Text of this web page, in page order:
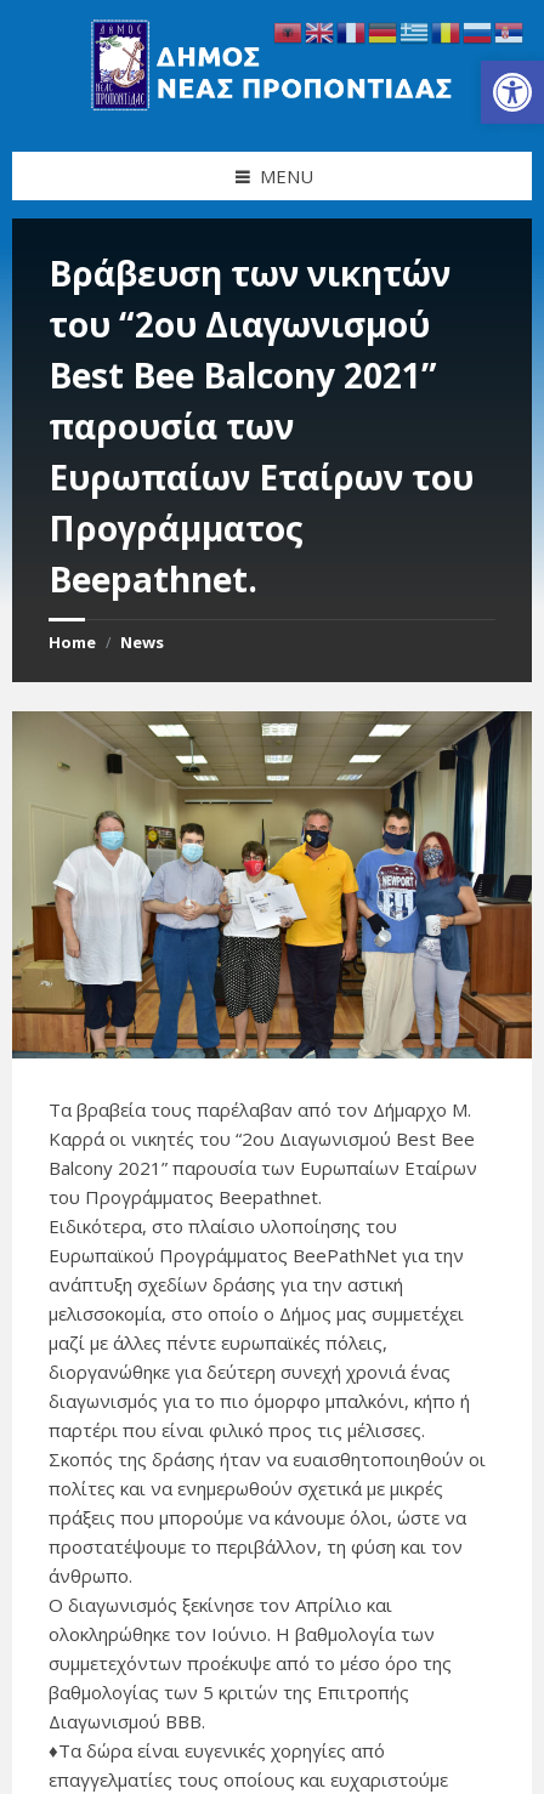
Ανοίξτε τη γραμμή εργαλείων
MENU
Βράβευση των νικητών
του “2ου Διαγωνισμού
Βest Βee Βalcony 2021”
παρουσία των
Ευρωπαίων Εταίρων του
Προγράμματος
Beepathnet.
Home / News
Τα βραβεία τους παρέλαβαν από τον Δήμαρχο Μ.
Καρρά οι νικητές του “2ου Διαγωνισμού Βest Βee
Βalcony 2021” παρουσία των Ευρωπαίων Εταίρων
του Προγράμματος Beepathnet.
Ειδικότερα, στο πλαίσιο υλοποίησης του
Ευρωπαϊκού Προγράμματος BeePathNet για την
ανάπτυξη σχεδίων δράσης για την αστική
μελισσοκομία, στο οποίο ο Δήμος μας συμμετέχει
μαζί με άλλες πέντε ευρωπαϊκές πόλεις,
διοργανώθηκε για δεύτερη συνεχή χρονιά ένας
διαγωνισμός για το πιο όμορφο μπαλκόνι, κήπο ή
παρτέρι που είναι φιλικό προς τις μέλισσες.
Σκοπός της δράσης ήταν να ευαισθητοποιηθούν οι
πολίτες και να ενημερωθούν σχετικά με μικρές
πράξεις που μπορούμε να κάνουμε όλοι, ώστε να
προστατέψουμε το περιβάλλον, τη φύση και τον
άνθρωπο.
Ο διαγωνισμός ξεκίνησε τον Απρίλιο και
ολοκληρώθηκε τον Ιούνιο. Η βαθμολογία των
συμμετεχόντων προέκυψε από το μέσο όρο της
βαθμολογίας των 5 κριτών της Επιτροπής
Διαγωνισμού BBB.
♦Τα δώρα είναι ευγενικές χορηγίες από
επαγγελματίες τους οποίους και ευχαριστούμε